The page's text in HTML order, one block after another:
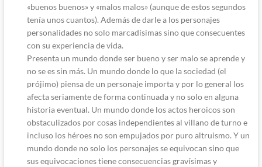
«buenos buenos» y «malos malos» (aunque de estos segundos
tenía unos cuantos). Además de darle a los personajes
personalidades no solo marcadísimas sino que consecuentes
con su experiencia de vida.
Presenta un mundo donde ser bueno y ser malo se aprende y
no se es sin más. Un mundo donde lo que la sociedad (el
prójimo) piensa de un personaje importa y por lo general los
afecta seriamente de forma continuada y no solo en alguna
historia eventual. Un mundo donde los actos heroicos son
obstaculizados por cosas independientes al villano de turno e
incluso los héroes no son empujados por puro altruismo. Y un
mundo donde no solo los personajes se equivocan sino que
sus equivocaciones tiene consecuencias gravísimas y